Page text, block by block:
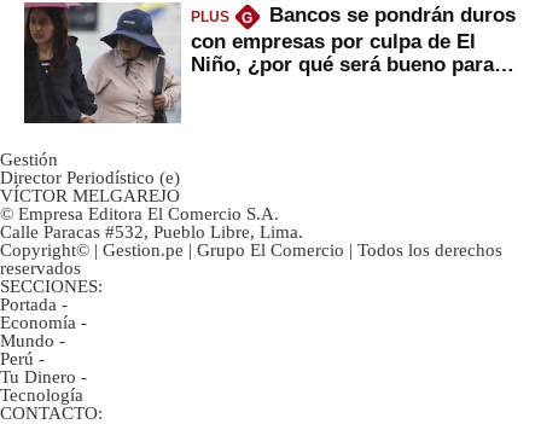
PLUS G
Bancos se pondrán duros
con empresas por culpa de El
Niño, ¿por qué será bueno para
Gestión
Director Periodístico (e)
VÍCTOR MELGAREJO
© Empresa Editora El Comercio S.A.
Calle Paracas #532, Pueblo Libre, Lima.
Copyright© | Gestion.pe | Grupo El Comercio | Todos los derechos
reservados
SECCIONES:
Portada -
Economía -
Mundo -
Perú -
Tu Dinero -
Tecnología
CONTACTO: